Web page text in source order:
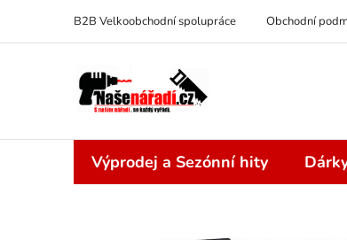
obsah
B2B Velkoobchodní spolupráce Obchodní
Výprodej a Sezónní hity